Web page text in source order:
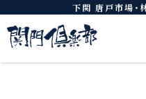
下関 唐戸市場･